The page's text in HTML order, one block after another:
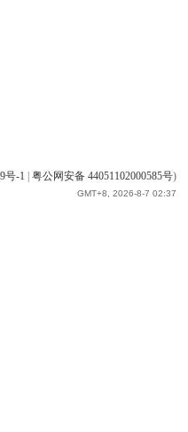
号-1 粤公网安备 44051102000585号)
GMT+8, 2026-8-7 02:37